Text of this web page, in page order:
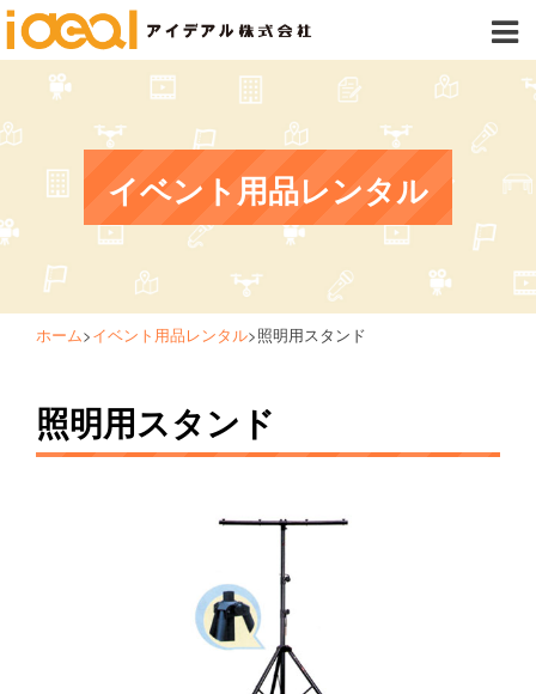
イベント用品レンタル
ホーム>イベント用品レンタル>照明用スタンド
照明用スタンド